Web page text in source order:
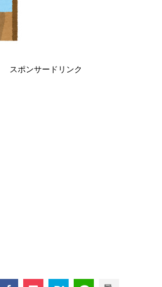
スポンサードリンク